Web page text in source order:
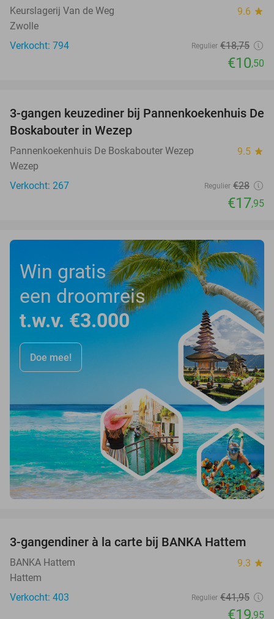
Keurslagerij Van de Weg 9.6 star
Zwolle
Verkocht: 794
Regulier €18,75
€10,50
36%
3-gangen keuzediner bij Pannenkoekenhuis De
Boskabouter in Wezep
Pannenkoekenhuis De Boskabouter Wezep 9.5 star
Wezep
Verkocht: 267
Regulier €28
€17,95
Win gratis
een droomreis
t.w.v. €3.000
Doe mee!
52%
3-gangendiner à la carte bij BANKA Hattem
BANKA Hattem 9.3 star
Hattem
Verkocht: 403
Regulier €41,95
€19,95